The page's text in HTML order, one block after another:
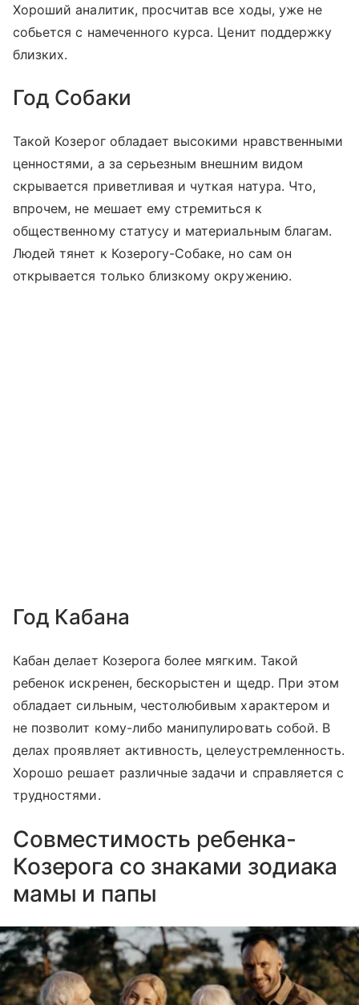
Хороший аналитик, просчитав все ходы, уже не
собьется с намеченного курса. Ценит поддержку
близких.
Год Собаки
Такой Козерог обладает высокими нравственными
ценностями, а за серьезным внешним видом
скрывается приветливая и чуткая натура. Что,
впрочем, не мешает ему стремиться к
общественному статусу и материальным благам.
Людей тянет к Козерогу-Собаке, но сам он
открывается только близкому окружению.
Год Кабана
Кабан делает Козерога более мягким. Такой
ребенок искренен, бескорыстен и щедр. При этом
обладает сильным, честолюбивым характером и
не позволит кому-либо манипулировать собой. В
делах проявляет активность, целеустремленность.
Хорошо решает различные задачи и справляется с
трудностями.
Совместимость ребенка-
Козерога со знаками зодиака
мамы и папы